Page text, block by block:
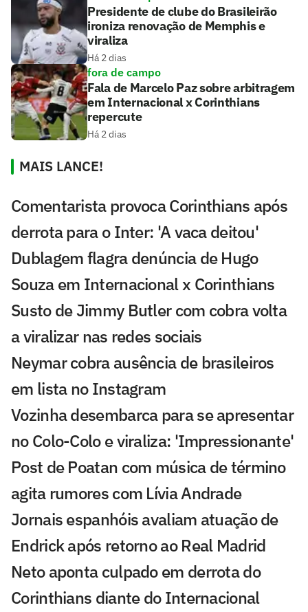
Presidente de clube do Brasileirão
ironiza renovação de Memphis e
viraliza
Há 2 dias
fora de campo
Fala de Marcelo Paz sobre arbitragem
em Internacional x Corinthians
repercute
Há 2 dias
MAIS LANCE!
Comentarista provoca Corinthians após
derrota para o Inter: 'A vaca deitou'
Dublagem flagra denúncia de Hugo
Souza em Internacional x Corinthians
Susto de Jimmy Butler com cobra volta
a viralizar nas redes sociais
Neymar cobra ausência de brasileiros
em lista no Instagram
Vozinha desembarca para se apresentar
no Colo-Colo e viraliza: 'Impressionante'
Post de Poatan com música de término
agita rumores com Lívia Andrade
Jornais espanhóis avaliam atuação de
Endrick após retorno ao Real Madrid
Neto aponta culpado em derrota do
Corinthians diante do Internacional